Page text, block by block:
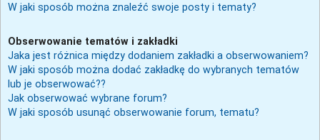
W jaki sposób można znaleźć swoje posty i tematy?
Obserwowanie tematów i zakładki
Jaka jest różnica między dodaniem zakładki a obserwowaniem?
W jaki sposób można dodać zakładkę do wybranych tematów
lub je obserwować??
Jak obserwować wybrane forum?
W jaki sposób usunąć obserwowanie forum, tematu?